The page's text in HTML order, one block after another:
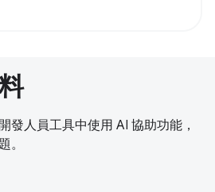
發人員工具中使用 AI 協助功能，
。